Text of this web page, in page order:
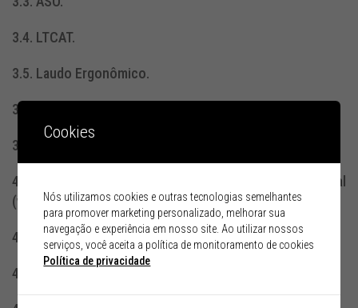
3.4. LTCAT.
3.5. Laudo Ergonômico.
3.6. PPP / PPP Eletrônico.
3.7. Profissionais responsáveis pela preparação.
4. Eventos de SST antes da Simplificação do eSocial
(versão 2.5.01)
4.1. S-1060 – Tabela de Ambientes de Trabalho
4.2. S-2210 – Comunicação de Acidente de Trabalho
Cookies
Nós utilizamos cookies e outras tecnologias semelhantes
para promover marketing personalizado, melhorar sua
navegação e experiência em nosso site. Ao utilizar nossos
serviços, você aceita a política de monitoramento de cookies
Política de privacidade